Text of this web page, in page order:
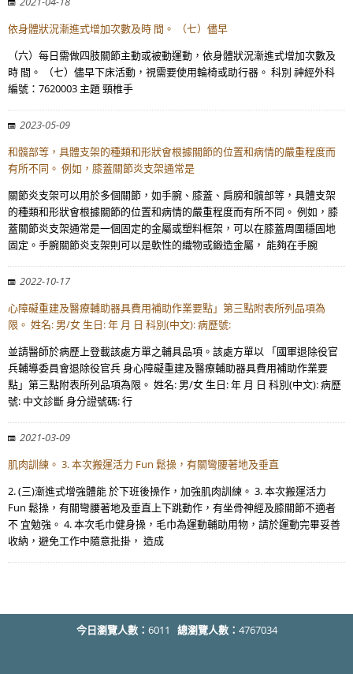
依身體狀況漸進式增加次數及時 間。 （七）儘早
（六）每日需做四肢關節主動或被動運動，依身體狀況漸進式增加次數及
時 間。 （七）儘早下床活動，視需要使用輪椅或助行器。 科別 神經外科
編號：7620003 主題 頸椎手
2023-05-09
和髖部等，具體支架的種類和形狀會根據關節的位置和病情的嚴重程度而
有所不同。 例如，膝蓋關節炎支架通常是
關節炎支架可以用於多個關節，如手腕、膝蓋、肩膀和髖部等，具體支架
的種類和形狀會根據關節的位置和病情的嚴重程度而有所不同。 例如，膝
蓋關節炎支架通常是一個固定的金屬或塑料框架，可以在膝蓋周圍穩固地
固定。手腕關節炎支架則可以是軟性的織物或鍛造金屬， 能夠在手腕
2022-10-17
心障礙重建及醫療輔助器具費用補助作業要點」第三點附表所列品項為
限。 姓名: 男/女 生日: 年 月 日 科別(中文): 病歷號:
並請醫師於病歷上登載該處方單之輔具品項。該處方單以 「國軍退除役官
兵輔導委員會退除役官兵 身心障礙重建及醫療輔助器具費用補助作業要
點」第三點附表所列品項為限。 姓名: 男/女 生日: 年 月 日 科別(中文): 病歷
號: 中文診斷 身分證號碼: 行
2021-03-09
肌肉訓練。 3. 本次搬運活力 Fun 鬆操，有關彎腰著地及垂直
2. (三)漸進式增強體能 於下班後操作，加強肌肉訓練。 3. 本次搬運活力
Fun 鬆操，有關彎腰著地及垂直上下跳動作，有坐骨神經及膝關節不適者
不 宜勉強。 4. 本次毛巾健身操，毛巾為運動輔助用物，請於運動完畢妥善
收納，避免工作中隨意批掛， 造成
今日瀏覽人數： 6011 總瀏覽人數： 4767034